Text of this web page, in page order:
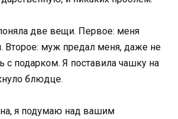
две вещи. Первое: меня
Второе: муж предал меня, даже не
с подарком. Я поставила чашку на
блюдце.
я подумаю над вашим